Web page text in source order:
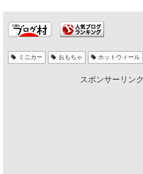
ミニカー おもちゃ ホットウィール
スポンサーリンク